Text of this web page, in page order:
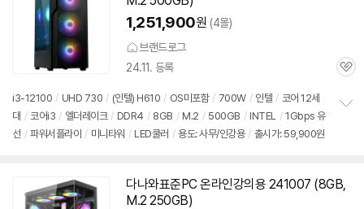
1,251,900원 (4몰)
브랜드로그
24.11. 등록
관
i3-12100 / UHD 730 / (인텔) H610 / OS미포함 / 700W / 인텔 / 코어 12세
대 / 코어i3 / 엘더레이크 / DDR4 / 8GB / M.2 / 500GB / INTEL / 1Gbps 유
선 / 파워서플라이 / 미니타워 / LED쿨러 / 용도: 사무/인강용 / 출시가: 59,900원
다나와표준PC 온라인강의용 241007 (8GB,
M.2 250GB)